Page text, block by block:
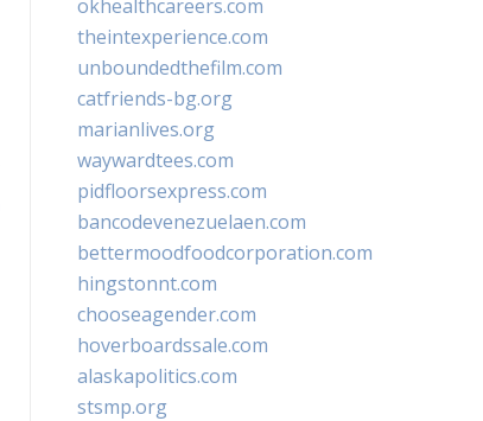
okhealthcareers.com
theintexperience.com
unboundedthefilm.com
catfriends-bg.org
marianlives.org
waywardtees.com
pidfloorsexpress.com
bancodevenezuelaen.com
bettermoodfoodcorporation.com
hingstonnt.com
chooseagender.com
hoverboardssale.com
alaskapolitics.com
stsmp.org